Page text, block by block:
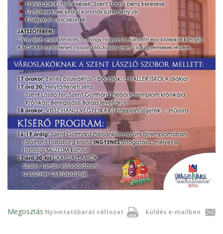
Nyomtatóbarát változat küldés e-mailben
Megosztás